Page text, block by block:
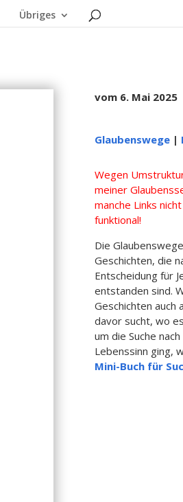
Übriges
vom 6. Mai 2025
Glaubenswege|
Wegen
meiner
manche Links
funktional!
Die
Geschichten, die
Entscheidung für
entstanden sind.
Geschichten auch
davor sucht, wo
um die Suche
Lebenssinn ging,
Mini-Buchfür